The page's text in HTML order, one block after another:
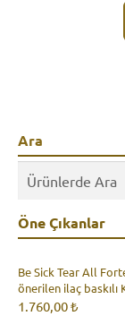
Ara
Öne Çıkanlar
Be Sick Tear All
önerilen ilaç baskılı
1.760,00₺